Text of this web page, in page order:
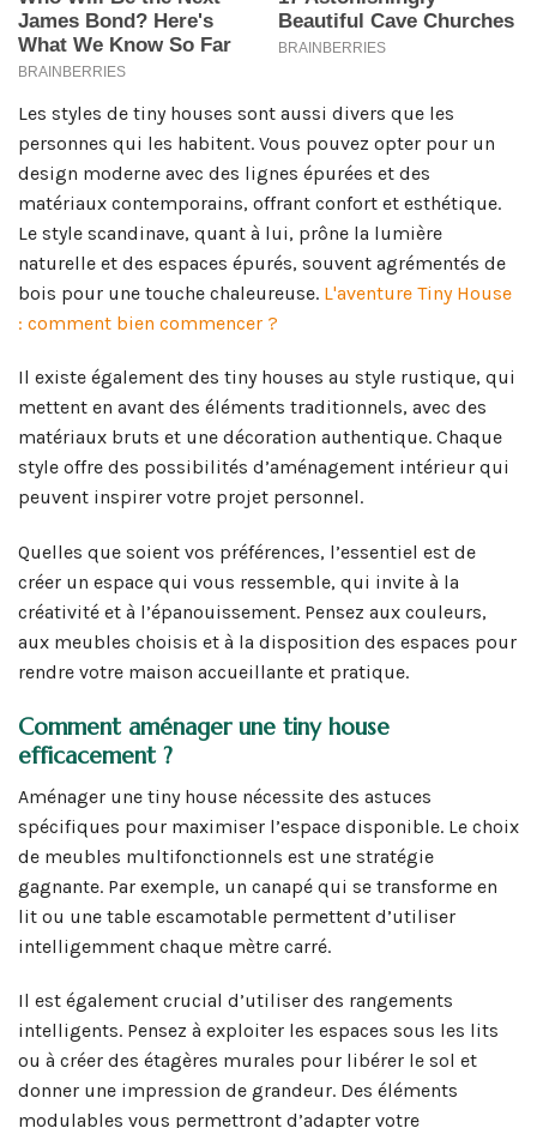
Les styles de tiny houses sont aussi divers que les
personnes qui les habitent. Vous pouvez opter pour un
design moderne avec des lignes épurées et des
matériaux contemporains, offrant confort et esthétique.
Le style scandinave, quant à lui, prône la lumière
naturelle et des espaces épurés, souvent agrémentés de
bois pour une touche chaleureuse. L'aventure Tiny House
: comment bien commencer ?
Il existe également des tiny houses au style rustique, qui
mettent en avant des éléments traditionnels, avec des
matériaux bruts et une décoration authentique. Chaque
style offre des possibilités d’aménagement intérieur qui
peuvent inspirer votre projet personnel.
Quelles que soient vos préférences, l’essentiel est de
créer un espace qui vous ressemble, qui invite à la
créativité et à l’épanouissement. Pensez aux couleurs,
aux meubles choisis et à la disposition des espaces pour
rendre votre maison accueillante et pratique.
Comment aménager une tiny house
efficacement ?
Aménager une tiny house nécessite des astuces
spécifiques pour maximiser l’espace disponible. Le choix
de meubles multifonctionnels est une stratégie
gagnante. Par exemple, un canapé qui se transforme en
lit ou une table escamotable permettent d’utiliser
intelligemment chaque mètre carré.
Il est également crucial d’utiliser des rangements
intelligents. Pensez à exploiter les espaces sous les lits
ou à créer des étagères murales pour libérer le sol et
donner une impression de grandeur. Des éléments
modulables vous permettront d’adapter votre